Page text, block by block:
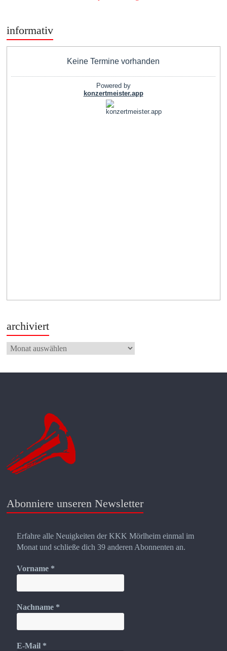
informativ
archiviert
archiviert
Abonniere unseren Newsletter
Erfahre alle Neuigkeiten der KKK Mörlheim einmal im
Monat und schließe dich 39 anderen Abonnenten an.
Vorname *
Nachname *
E-Mail *